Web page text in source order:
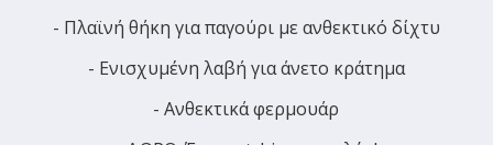
- Πλαϊνή θήκη για παγούρι με ανθεκτικό δίχτυ
- Ενισχυμένη λαβή για άνετο κράτημα
- Ανθεκτικά φερμουάρ